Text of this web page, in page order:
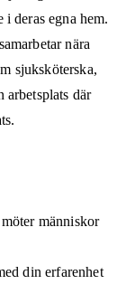
deras egna hem.
nära
sjuksköterska,
arbetsplats där
människor
din erfarenhet